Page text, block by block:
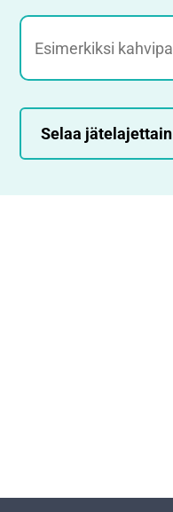
Jätehaku
Selaa jätelajettain